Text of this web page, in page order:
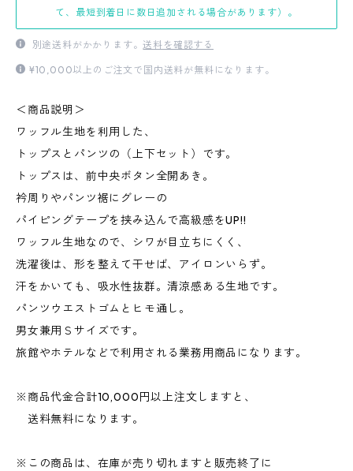
て、最短到着日に数日追加される場合があります）。
別途送料がかかります。送料を確認する
¥10,000以上のご注文で国内送料が無料になります。
＜商品説明＞
ワッフル生地を利用した、
トップスとパンツの（上下セット）です。
トップスは、前中央ボタン全開あき。
衿周りやパンツ裾にグレーの
パイピングテープを挟み込んで高級感をUP!!
ワッフル生地なので、シワが目立ちにくく、
洗濯後は、形を整えて干せば、アイロンいらず。
汗をかいても、吸水性抜群。清涼感ある生地です。
パンツウエストゴムとヒモ通し。
男女兼用Ｓサイズです。
旅館やホテルなどで利用される業務用商品になります。
※商品代金合計10,000円以上注文しますと、
送料無料になります。
※この商品は、在庫が売り切れますと販売終了に